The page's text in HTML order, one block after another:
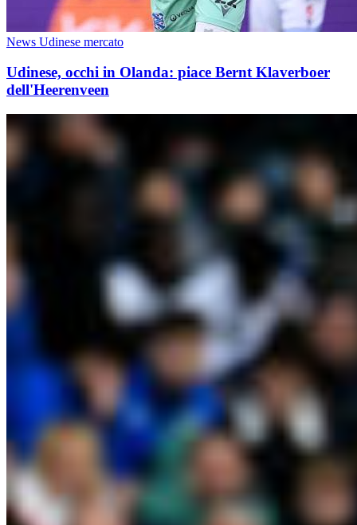
News Udinese mercato
Udinese, occhi in Olanda: piace Bernt Klaverboer
dell'Heerenveen